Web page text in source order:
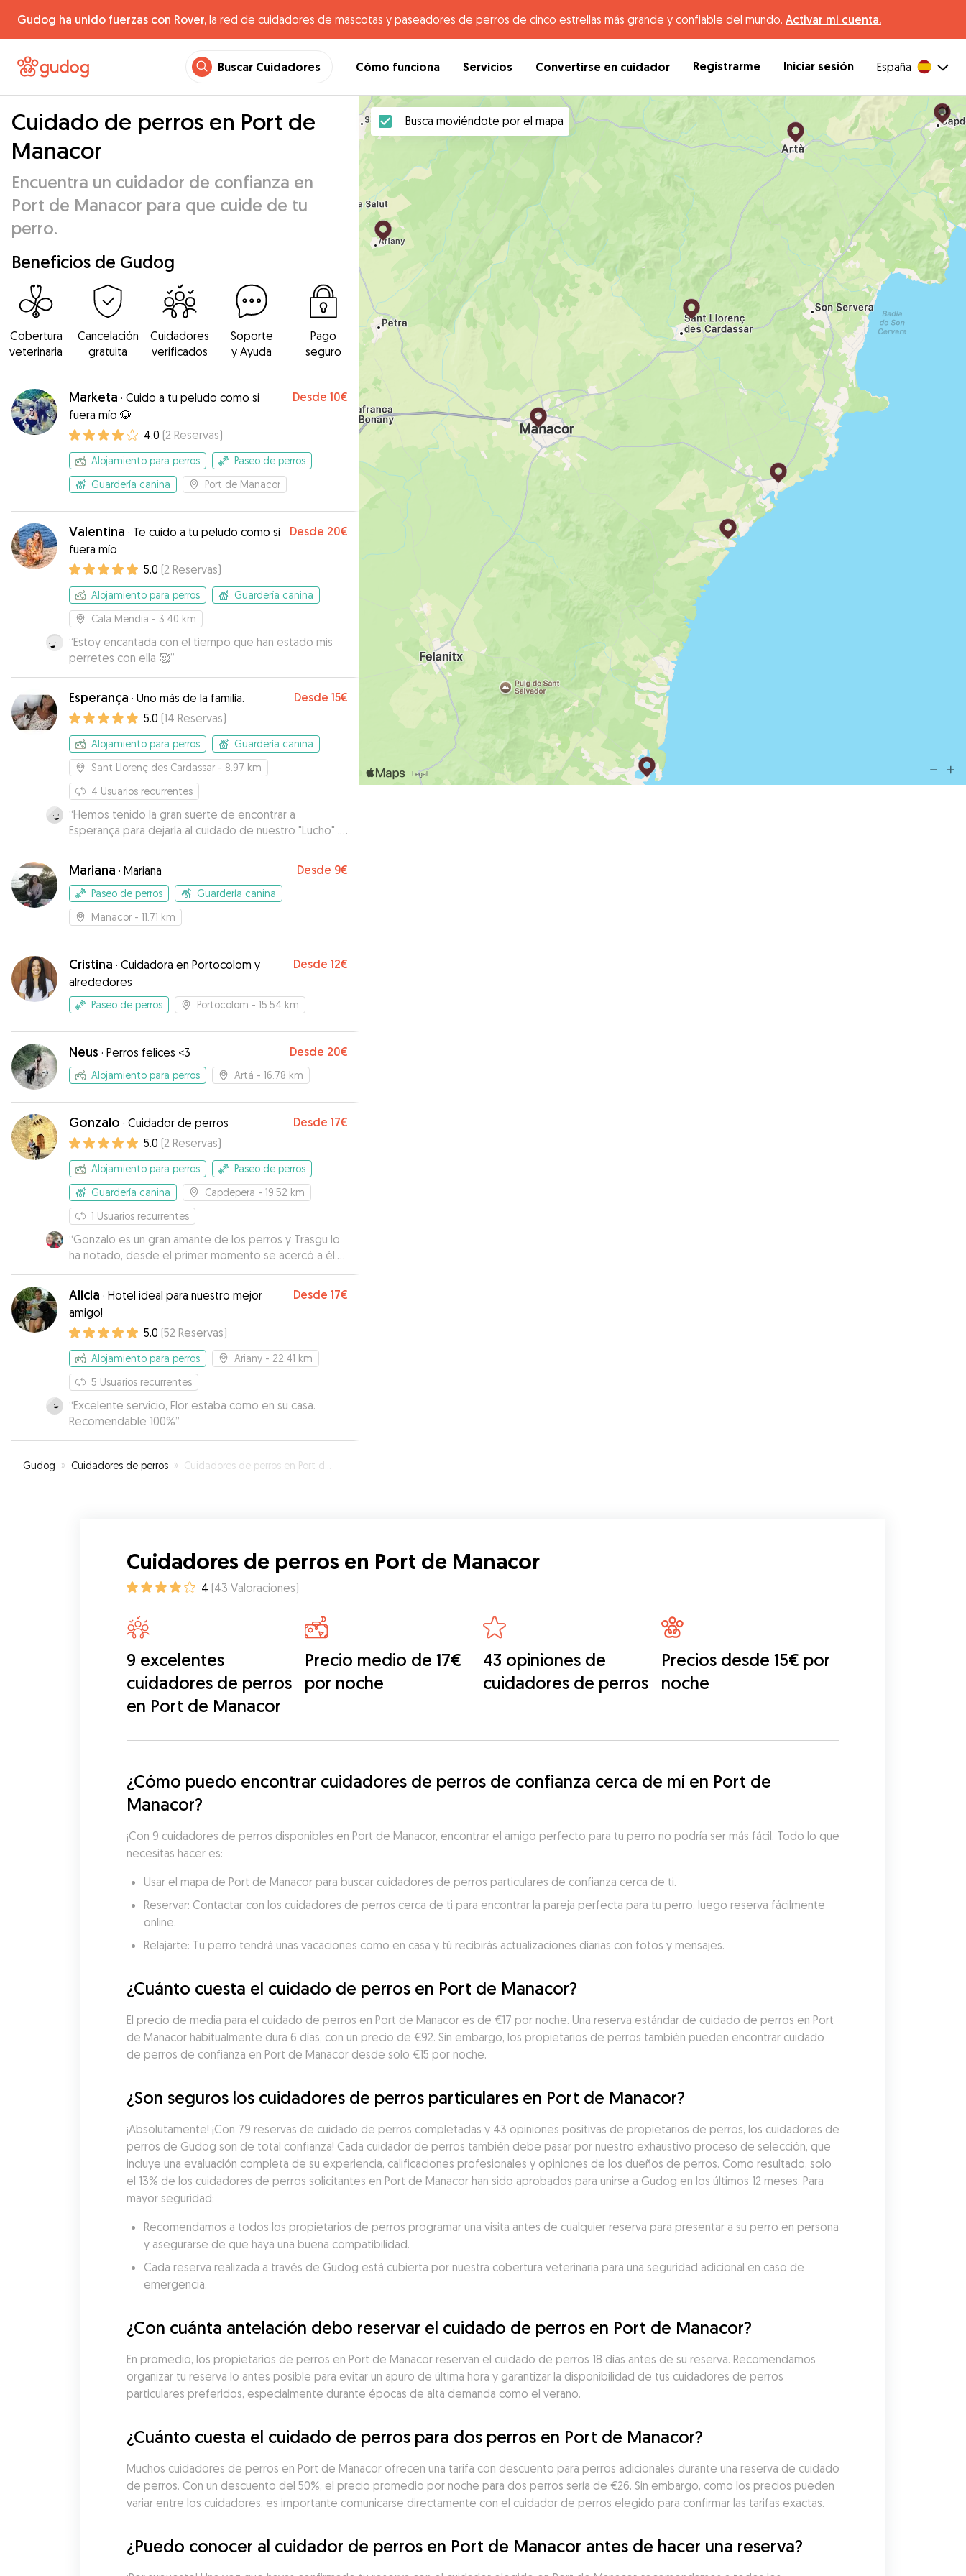
Gudog ha unido fuerzas con Rover, la red de cuidadores de mascotas y paseadores de perros de cinco estrellas más grande y confiable del mundo. Activar mi cuenta.
Buscar Cuidadores Cómo funciona Servicios Convertirse en cuidador Registrarme Iniciar sesión España
Cuidado de perros en Port de
Manacor
Encuentra un cuidador de confianza en
Port de Manacor para que cuide de tu
perro.
Beneficios de Gudog
Cobertura
veterinaria
Cancelación
gratuita
Cuidadores
verificados
Soporte
y Ayuda
Pago
seguro
Marketa · Cuido a tu peludo como si
fuera mío 🐶
Desde 10€
4.0 (2 Reservas)
Alojamiento para perros
Paseo de perros
Guardería canina
Port de Manacor
Valentina · Te cuido a tu peludo como si
fuera mío
Desde 20€
5.0 (2 Reservas)
Alojamiento para perros
Guardería canina
Cala Mendia - 3.40 km
“Estoy encantada con el tiempo que han estado mis
perretes con ella 🥰”
Esperança · Uno más de la familia. Desde 15€
5.0 (14 Reservas)
Alojamiento para perros
Guardería canina
Sant Llorenç des Cardassar - 8.97 km
4 Usuarios recurrentes
“Hemos tenido la gran suerte de encontrar a
Esperança para dejarla al cuidado de nuestro "Lucho" .
Esperança e Ivan te cuidan a tu mascota como si
estuviera en casa, juegos, paseos, mimos...incluso subir
al sofá y a la cama...ups! (siempre que el amo esté de
acuerdo). Lucho se lo ha pasado pipa y ha hecho una
nueva amiga canina, Kenya, con quien se ha llevado
muy bien. Muy contenta con la estancia de Lucho en
casa de Espe, no dudaremos en volver a dejarlo con
ella en futuras ocaciones!
Mariana · Mariana Desde 9€
Paseo de perros
Guardería canina
Manacor - 11.71 km
Cristina · Cuidadora en Portocolom y
alrededores
Desde 12€
Paseo de perros Portocolom - 15.54 km
Neus · Perros felices <3 Desde 20€
Alojamiento para perros Artá - 16.78 km
Gonzalo · Cuidador de perros Desde 17€
5.0 (2 Reservas)
Alojamiento para perros
Paseo de perros
Guardería canina
Capdepera - 19.52 km
1 Usuarios recurrentes
“Gonzalo es un gran amante de los perros y Trasgu lo
ha notado, desde el primer momento se acercó a él.
Me mantuvo informado en todo momento del estado
de Trasgu, preocupándose por su bienestar,
alimentación y toma de medicamentos.
Alicia · Hotel ideal para nuestro mejor
amigo!
Desde 17€
5.0 (52 Reservas)
Alojamiento para perros Ariany - 22.41 km
5 Usuarios recurrentes
“Excelente servicio, Flor estaba como en su casa.
Recomendable 100%”
Gudog » Cuidadores de perros » Cuidadores de perros en Port de Manacor
Busca moviéndote por el mapa
Cuidadores de perros en Port de Manacor
4 (43 Valoraciones)
9 excelentes
cuidadores de perros
en Port de Manacor
Precio medio de 17€
por noche
43 opiniones de
cuidadores de perros
Precios desde 15€ por
noche
¿Cómo puedo encontrar cuidadores de perros de confianza cerca de mí en Port de
Manacor?
¡Con 9 cuidadores de perros disponibles en Port de Manacor, encontrar el amigo perfecto para tu perro no podría ser más fácil. Todo lo que
necesitas hacer es:
Usar el mapa de Port de Manacor para buscar cuidadores de perros particulares de confianza cerca de ti.
Reservar: Contactar con los cuidadores de perros cerca de ti para encontrar la pareja perfecta para tu perro, luego reserva fácilmente
online.
Relajarte: Tu perro tendrá unas vacaciones como en casa y tú recibirás actualizaciones diarias con fotos y mensajes.
¿Cuánto cuesta el cuidado de perros en Port de Manacor?
El precio de media para el cuidado de perros en Port de Manacor es de €17 por noche. Una reserva estándar de cuidado de perros en Port
de Manacor habitualmente dura 6 días, con un precio de €92. Sin embargo, los propietarios de perros también pueden encontrar cuidado
de perros de confianza en Port de Manacor desde solo €15 por noche.
¿Son seguros los cuidadores de perros particulares en Port de Manacor?
¡Absolutamente! ¡Con 79 reservas de cuidado de perros completadas y 43 opiniones positivas de propietarios de perros, los cuidadores de
perros de Gudog son de total confianza! Cada cuidador de perros también debe pasar por nuestro exhaustivo proceso de selección, que
incluye una evaluación completa de su experiencia, calificaciones profesionales y opiniones de los dueños de perros. Como resultado, solo
el 13% de los cuidadores de perros solicitantes en Port de Manacor han sido aprobados para unirse a Gudog en los últimos 12 meses. Para
mayor seguridad:
Recomendamos a todos los propietarios de perros programar una visita antes de cualquier reserva para presentar a su perro en persona
y asegurarse de que haya una buena compatibilidad.
Cada reserva realizada a través de Gudog está cubierta por nuestra cobertura veterinaria para una seguridad adicional en caso de
emergencia.
¿Con cuánta antelación debo reservar el cuidado de perros en Port de Manacor?
En promedio, los propietarios de perros en Port de Manacor reservan el cuidado de perros 18 días antes de su reserva. Recomendamos
organizar tu reserva lo antes posible para evitar un apuro de última hora y garantizar la disponibilidad de tus cuidadores de perros
particulares preferidos, especialmente durante épocas de alta demanda como el verano.
¿Cuánto cuesta el cuidado de perros para dos perros en Port de Manacor?
Muchos cuidadores de perros en Port de Manacor ofrecen una tarifa con descuento para perros adicionales durante una reserva de cuidado
de perros. Con un descuento del 50%, el precio promedio por noche para dos perros sería de €26. Sin embargo, como los precios pueden
variar entre los cuidadores, es importante comunicarse directamente con el cuidador de perros elegido para confirmar las tarifas exactas.
¿Puedo conocer al cuidador de perros en Port de Manacor antes de hacer una reserva?